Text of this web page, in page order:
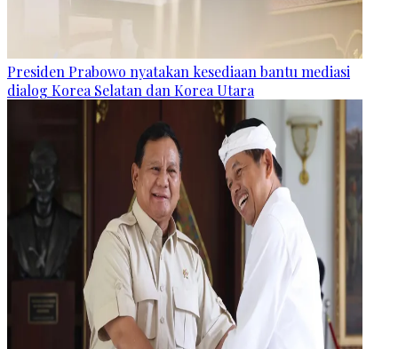
Presiden Prabowo nyatakan kesediaan bantu mediasi
dialog Korea Selatan dan Korea Utara